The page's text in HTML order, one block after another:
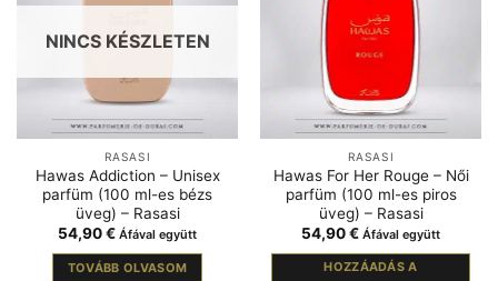
NINCS KÉSZLETEN
RASASI
Hawas Addiction – Unisex
parfüm (100 ml-es bézs
üveg) – Rasasi
54,90€ Áfával együtt
TOVÁBB OLVASOM
RASASI
Hawas For Her Rouge – Női
parfüm (100 ml-es piros
üveg) – Rasasi
54,90€ Áfával együtt
HOZZÁADÁS A